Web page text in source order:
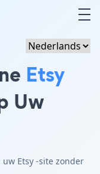
Etsy
Uw
Etsy -site zonder